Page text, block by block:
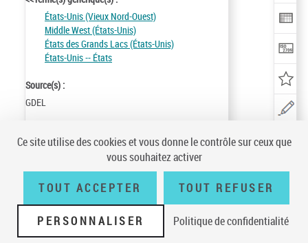
États-Unis (Vieux Nord-Ouest)
Middle West (États-Unis)
États des Grands Lacs (États-Unis)
États-Unis -- États
Source(s) :
GDEL
Notice n° :FRBNF12065849
Mise à jour :90/06/19
Conditions générales d'utilisation | A propos | Plan du site |
Écrire à la
BnF | Accessibilité (non conforme) | V 23.1.0
Ce site utilise des cookies et vous donne le contrôle sur ceux que
vous souhaitez activer
TOUT ACCEPTER TOUT REFUSER
PERSONNALISER Politique de confidentialité